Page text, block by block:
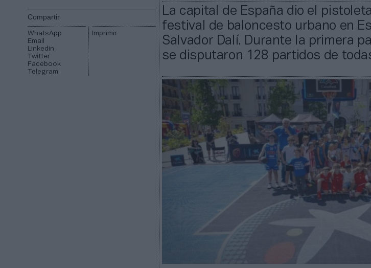
Compartir
WhatsApp
Email
Linkedin
Twitter
Facebook
Telegram
Imprimir
La capital de España dio el
festival de baloncesto urbano en
Salvador Dalí. Durante la primera
se disputaron 128 partidos de